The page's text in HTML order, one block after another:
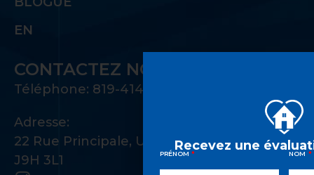
EN
CONTACTEZ NOUS
Téléphone: 819-414-1221
Adresse:
22 Rue Principale, Unité 100 Gatineau, QC
J9H 3L1
Recevez une
PRÉNOM NOM